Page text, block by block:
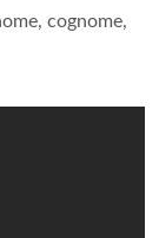
cognome,